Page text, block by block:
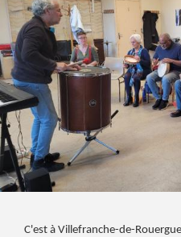
C'est à Villefranche-de-